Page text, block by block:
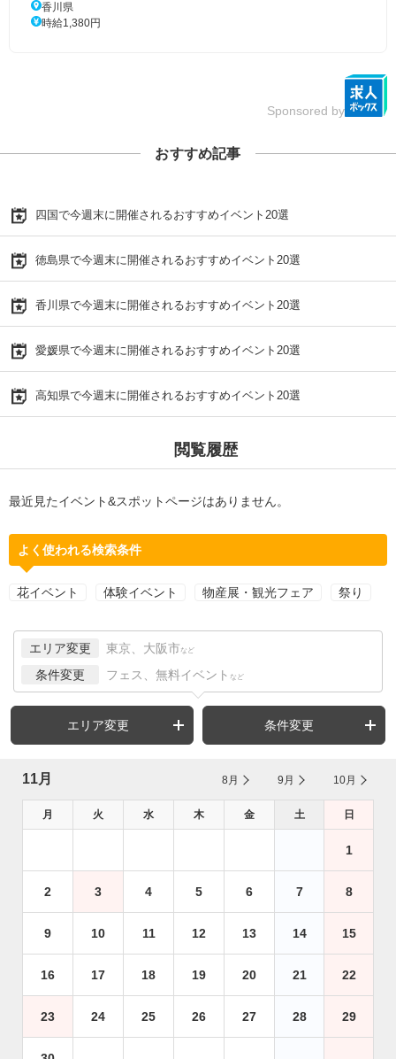
香川県
時給1,380円
Sponsored by
おすすめ記事
四国で今週末に開催されるおすすめイベント20選
徳島県で今週末に開催されるおすすめイベント20選
香川県で今週末に開催されるおすすめイベント20選
愛媛県で今週末に開催されるおすすめイベント20選
高知県で今週末に開催されるおすすめイベント20選
閲覧履歴
最近見たイベント&スポットページはありません。
よく使われる検索条件
花イベント 体験イベント 物産展・観光フェア 祭り
エリア変更 東京、大阪市 など
条件変更 フェス、無料イベント など
エリア変更 条件変更
11月 8月 9月 10月
月 火 水 木 金 土 日
1
2 3 4 5 6 7 8
9 10 11 12 13 14 15
16 17 18 19 20 21 22
23 24 25 26 27 28 29